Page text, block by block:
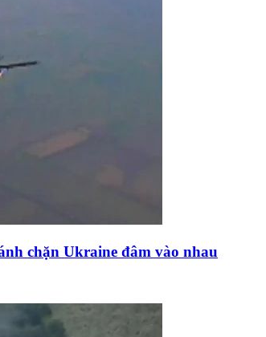
chặn Ukraine đâm vào nhau